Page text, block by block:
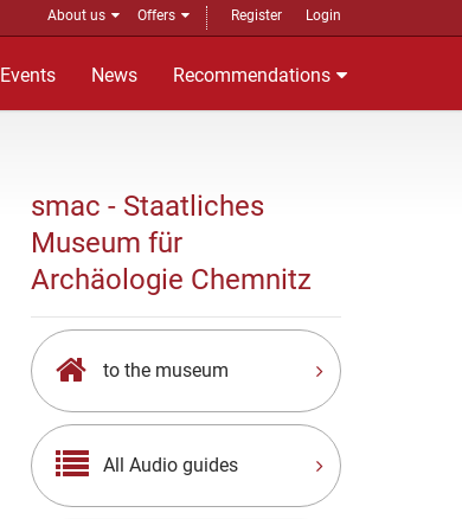
About us Offers Register Login
Events News Recommendations
smac - Staatliches
Museum für
Archäologie Chemnitz
to the museum
All Audio guides